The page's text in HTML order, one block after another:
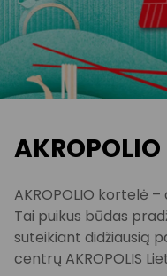
AKROPOLIO kortelė
Tai puikus būdas
suteikiant didžiausią
centrų AKROPOLIS